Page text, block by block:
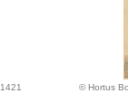
© Hortus